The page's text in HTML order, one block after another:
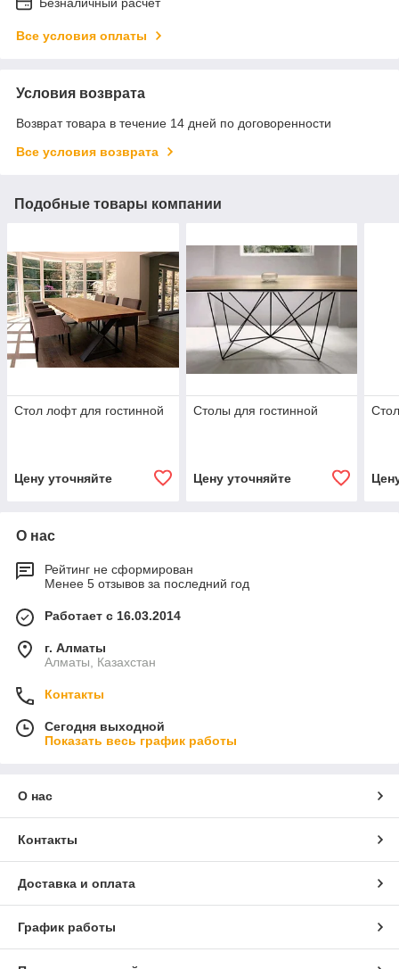
Безналичный расчет
Все условия оплаты
Условия возврата
Возврат товара в течение 14 дней по договоренности
Все условия возврата
Подобные товары компании
Стол лофт для гостинной
Цену уточняйте
Столы для гостинной
Цену уточняйте
О нас
Рейтинг не сформирован
Менее 5 отзывов за последний год
Работает с 16.03.2014
г. Алматы
Алматы, Казахстан
Контакты
Сегодня выходной
Показать весь график работы
О нас
Контакты
Доставка и оплата
График работы